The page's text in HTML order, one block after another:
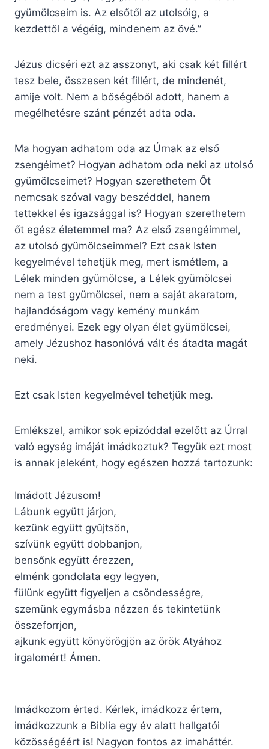
gyümölcseim is. Az elsőtől az utolsóig, a
kezdettől a végéig, mindenem az övé.”
Jézus dicséri ezt az asszonyt, aki csak két fillért
tesz bele, összesen két fillért, de mindenét,
amije volt. Nem a bőségéből adott, hanem a
megélhetésre szánt pénzét adta oda.
Ma hogyan adhatom oda az Úrnak az első
zsengéimet? Hogyan adhatom oda neki az utolsó
gyümölcseimet? Hogyan szerethetem Őt
nemcsak szóval vagy beszéddel, hanem
tettekkel és igazsággal is? Hogyan szerethetem
őt egész életemmel ma? Az első zsengéimmel,
az utolsó gyümölcseimmel? Ezt csak Isten
kegyelmével tehetjük meg, mert ismétlem, a
Lélek minden gyümölcse, a Lélek gyümölcsei
nem a test gyümölcsei, nem a saját akaratom,
hajlandóságom vagy kemény munkám
eredményei. Ezek egy olyan élet gyümölcsei,
amely Jézushoz hasonlóvá vált és átadta magát
neki.
Ezt csak Isten kegyelmével tehetjük meg.
Emlékszel, amikor sok epizóddal ezelőtt az Úrral
való egység imáját imádkoztuk? Tegyük ezt most
is annak jeleként, hogy egészen hozzá tartozunk:
Imádott Jézusom!
Lábunk együtt járjon,
kezünk együtt gyűjtsön,
szívünk együtt dobbanjon,
bensőnk együtt érezzen,
elménk gondolata egy legyen,
fülünk együtt figyeljen a csöndességre,
szemünk egymásba nézzen és tekintetünk
összeforrjon,
ajkunk együtt könyörögjön az örök Atyához
irgalomért! Ámen.
Imádkozom érted. Kérlek, imádkozz értem,
imádkozzunk a Biblia egy év alatt hallgatói
közösségéért is! Nagyon fontos az imaháttér.